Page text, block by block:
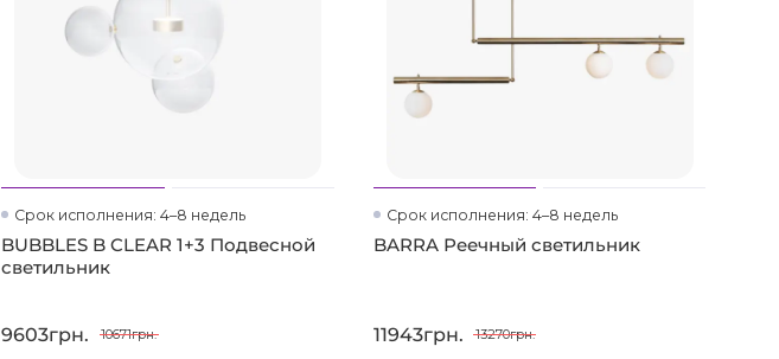
Срок исполнения: 4–8 недель
BUBBLES B CLEAR 1+3 Подвесной
светильник
9603грн. 10671грн.
Срок исполнения: 4–8 недель
BARRA Реечный светильник
11943грн. 13270грн.